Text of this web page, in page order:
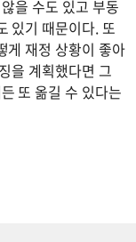
을 수도 있고 부동
있기 때문이다. 또
게 재정 상황이 좋아
을 계획했다면 그
또 옮길 수 있다는